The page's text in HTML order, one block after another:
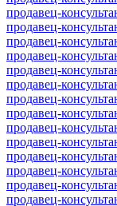
продавец-
продавец-
продавец-
продавец-
продавец-
продавец-
продавец-
продавец-
продавец-
продавец-
продавец-
продавец-
продавец-
продавец-